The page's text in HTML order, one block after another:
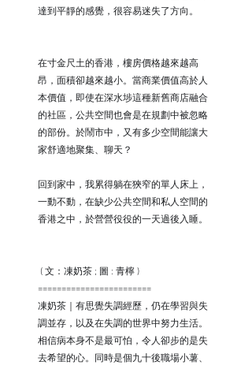
達到平靜的感覺，很容易迷失了方向。⠀
在寸金尺土的香港，樓房價格越來越高
昂，面積卻越來越小。當商業價值高於人
本價值，即使在深水埗這種新舊商店融合
的社區，公共空間也會是在規劃中被忽略
的部份。於鬧市中，又有多少空間能讓大
家舒適地聚集、聊天？⠀ ⠀
回到家中，我累得躺在狹窄的單人床上，
一動不動，在缺少公共空間和私人空間的
香港之中，於營營役役的一天過後入睡。
( 文：凍奶茶 ; 圖 : 青檸 )⠀ ⠀
========================⠀
凍奶茶｜有思覺失調經歷，仍在學習與失
調並存，以及在失調的世界中努力生活。
相信病本身不是最可怕，令人卻步的是失
去希望的心。同時是個九十後職場小薯、